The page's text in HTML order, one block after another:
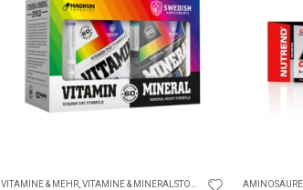
VITAMINE & MEHR ,VITAMINE & MINERALSTOFFE COMPLEX